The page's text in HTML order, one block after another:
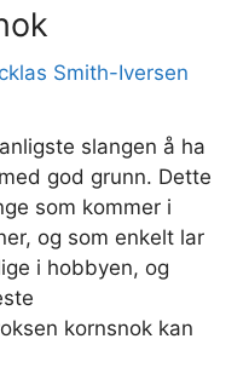
Smith-Iversen
slangen å ha
god grunn. Dette
som kommer i
og som enkelt lar
i hobbyen, og
kornsnok kan